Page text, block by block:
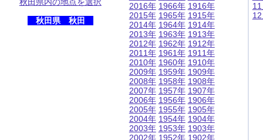
秋田県 秋田
2016年
2015年
2014年
2013年
2012年
2011年
2010年
2009年
2008年
2007年
2006年
2005年
2004年
2003年
2002年
1966年
1965年
1964年
1963年
1962年
1961年
1960年
1959年
1958年
1957年
1956年
1955年
1954年
1953年
1952年
1916年
1915年
1914年
1913年
1912年
1911年
1910年
1909年
1908年
1907年
1906年
1905年
1904年
1903年
1902年